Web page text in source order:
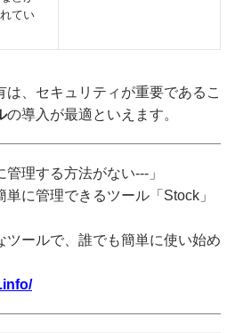
てい
、セキュリティが重要であるこ
の導入が最適といえます。
管理する方法がない---」
に管理できるツール「Stock」
ツールで、誰でも簡単に使い始め